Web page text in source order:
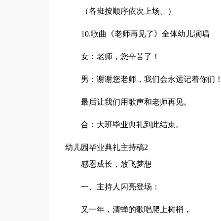
（各班按顺序依次上场。）
10.歌曲《老师再见了》全体幼儿演唱
女：老师，您辛苦了！
男：谢谢您老师，我们会永远记着你们
最后让我们用歌声和老师再见。
合：大班毕业典礼到此结束。
幼儿园毕业典礼主持稿2
感恩成长，放飞梦想
一、主持人闪亮登场：
又一年，清蝉的歌唱爬上树梢，